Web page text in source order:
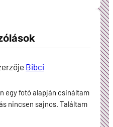
Bibci
egy fotó alapján csináltam
nincsen sajnos. Találtam